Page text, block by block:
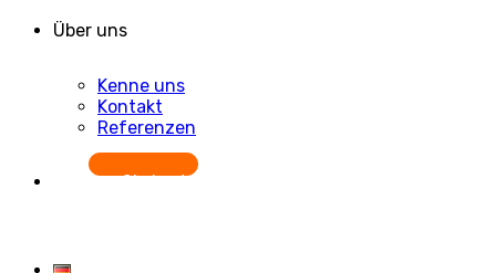
Über uns
Kenne uns
Kontakt
Referenzen
Starten Sie kostenlos